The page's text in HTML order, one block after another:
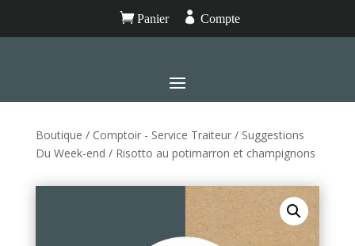
Panier  Compte
Boutique / Comptoir - Service Traiteur/ Suggestions
Du Week-end / Risotto au potimarron et champignons